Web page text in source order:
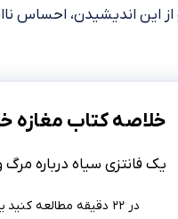
از این اندیشیدن،
خلاصه کتاب مغازه
یک فانتزی سیاه درباره مرگ
در ۲۲ دقیقه مطالعه کنید